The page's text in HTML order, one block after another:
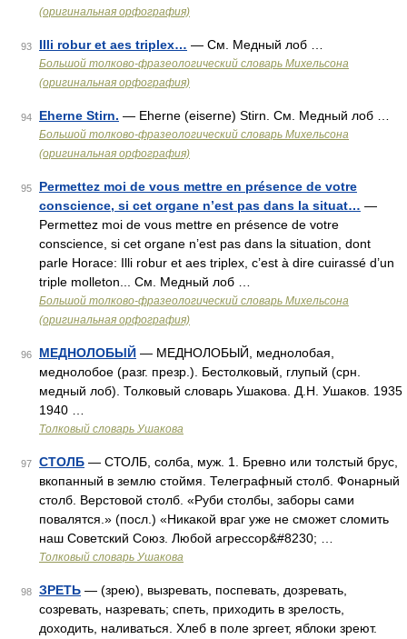
(оригинальная орфография)
93 Illi robur et aes triplex… — См. Медный лоб …
Большой толково-фразеологический словарь Михельсона
(оригинальная орфография)
94 Eherne Stirn. — Eherne (eiserne) Stirn. См. Медный лоб …
Большой толково-фразеологический словарь Михельсона
(оригинальная орфография)
95
Permettez moi de vous mettre en présence de votre
conscience, si cet organe n’est pas dans la situat… —
Permettez moi de vous mettre en présence de votre
conscience, si cet organe n’est pas dans la situation, dont
parle Horace: Illi robur et aes triplex, c’est à dire cuirassé d’un
triple molleton... См. Медный лоб …
Большой толково-фразеологический словарь Михельсона
(оригинальная орфография)
96 МЕДНОЛОБЫЙ — МЕДНОЛОБЫЙ, меднолобая,
меднолобое (разг. презр.). Бестолковый, глупый (срн.
медный лоб). Толковый словарь Ушакова. Д.Н. Ушаков. 1935
1940 …
Толковый словарь Ушакова
97 СТОЛБ — СТОЛБ, солба, муж. 1. Бревно или толстый брус,
вкопанный в землю стоймя. Телеграфный столб. Фонарный
столб. Верстовой столб. «Руби столбы, заборы сами
повалятся.» (посл.) «Никакой враг уже не сможет сломить
наш Cоветский Союз. Любой агрессор&#8230; …
Толковый словарь Ушакова
98 ЗРЕТЬ — (зрею), вызревать, поспевать, дозревать,
созревать, назревать; спеть, приходить в зрелость,
доходить, наливаться. Хлеб в поле зргеет, яблоки зреют.